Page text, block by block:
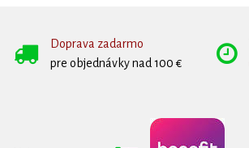
Doprava zadarmo
pre objednávky nad 100 €